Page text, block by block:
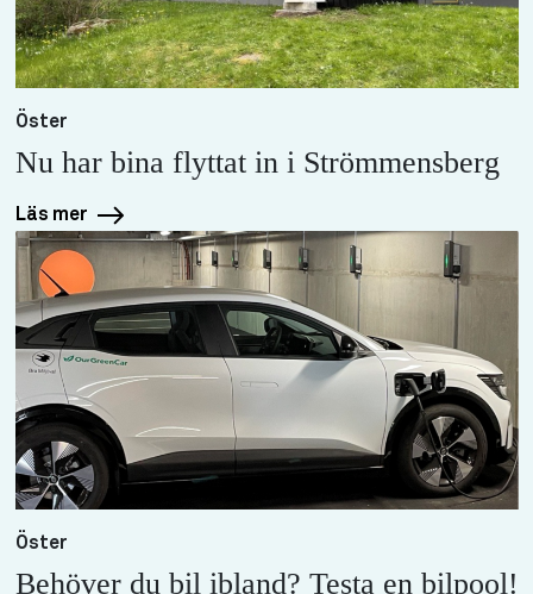
Öster
Nu har bina flyttat in i Strömmensberg
Läs mer
Öster
Behöver du bil ibland? Testa en bilpool!